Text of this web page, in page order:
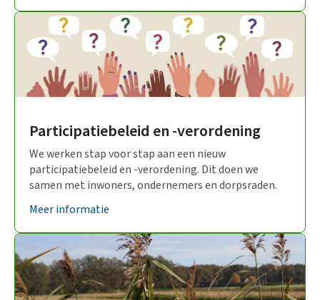
Participatiebeleid en -verordening
We werken stap voor stap aan een nieuw
participatiebeleid en -verordening. Dit doen we
samen met inwoners, ondernemers en dorpsraden.
Meer informatie